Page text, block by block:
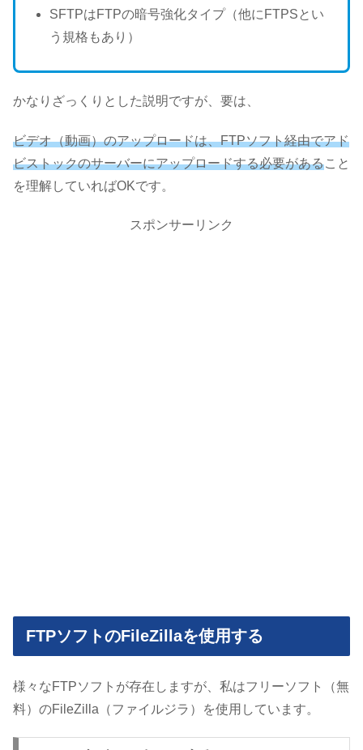
SFTPはFTPの暗号強化タイプ（他にFTPSとい
う規格もあり）
かなりざっくりとした説明ですが、要は、
ビデオ（動画）のアップロードは、FTPソフト経由でアド
ビストックのサーバーにアップロードする必要があること
を理解していればOKです。
スポンサーリンク
FTPソフトのFileZillaを使用する
様々なFTPソフトが存在しますが、私はフリーソフト（無
料）のFileZilla（ファイルジラ）を使用しています。